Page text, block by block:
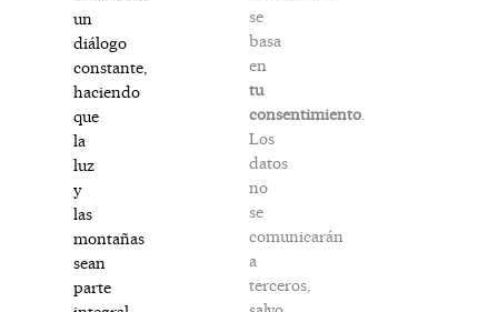
un
diálogo
constante,
haciendo
que
la
luz
y
las
montañas
sean
parte
se
basa
en
tu
consentimiento.
Los
datos
no
se
comunicarán
a
terceros,